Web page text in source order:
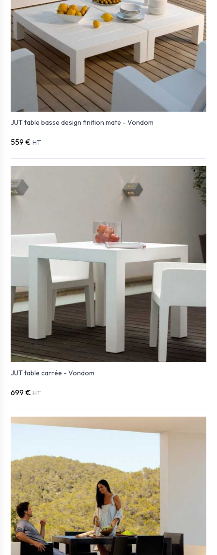
JUT table basse design finition mate - Vondom
559 € HT
JUT table carrée - Vondom
699 € HT